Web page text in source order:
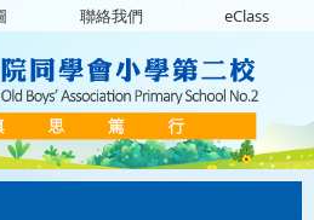
聯絡我們 eClass